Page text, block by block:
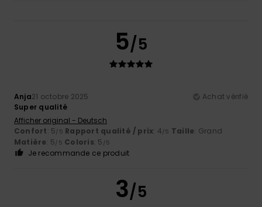
5/5
Anja21 octobre 2025
Achat vérifié
Super qualité
Afficher original - Deutsch
Confort: 5/5 Rapport qualité / prix: 4/5 Taille: Grand
Matière: 5/5 Coloris: 5 /5
Je recommande ce produit
3/5